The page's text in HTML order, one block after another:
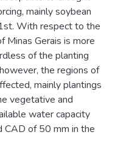
mainly soybean
With respect to the
Minas Gerais is more
of the planting
the regions of
mainly plantings
vegetative and
water capacity
CAD of 50 mm in the